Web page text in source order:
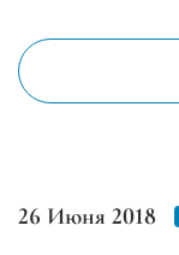
26 Июня 2018